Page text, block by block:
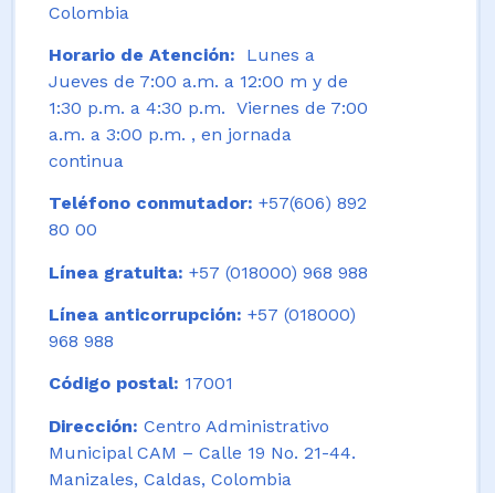
Colombia
Horario de Atención:
Lunes a
Jueves de 7:00 a.m. a 12:00 m y de
1:30 p.m. a 4:30 p.m. Viernes de 7:00
a.m. a 3:00 p.m. , en jornada
continua
Teléfono conmutador: +57(606) 892
80 00
Línea gratuita: +57 (018000) 968 988
Línea anticorrupción: +57 (018000)
968 988
Código postal: 17001
Dirección: Centro Administrativo
Municipal CAM – Calle 19 No. 21-44.
Manizales, Caldas, Colombia